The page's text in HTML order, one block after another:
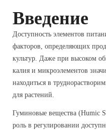
Введение
Доступность элементов
факторов, определяющих
культур. Даже при высоком
калия и микроэлементов
находиться в
для растений.
Гуминовые вещества (Humic
роль в регулировании